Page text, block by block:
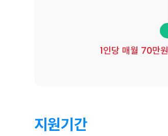
1인당 매월 70만원
지원기간